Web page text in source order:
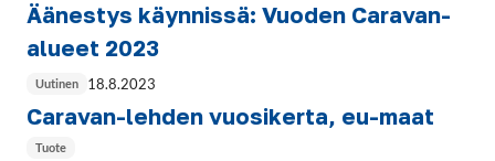
Äänestys käynnissä: Vuoden Caravan-
alueet 2023
Uutinen 18.8.2023
Caravan-lehden vuosikerta, eu-maat
Tuote